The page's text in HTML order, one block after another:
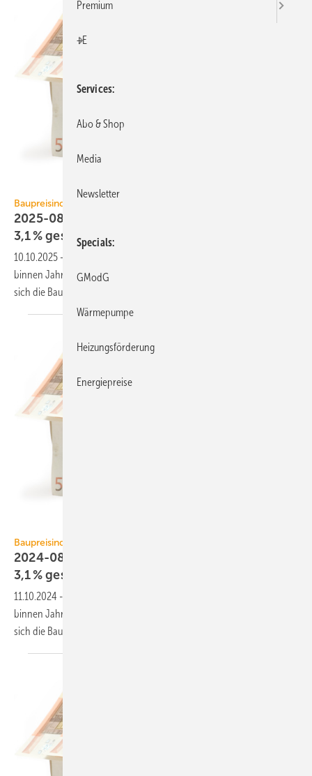
Baupreisindex
2025-08: Baupreise für Wohn­ge­bäu­de sind um
3,1 %ge­stiegen
10.10.2025 -
binnen Jahres­frist um 3,1 % verteuert. Ge­gen­über Mai 2025 erhöhten
sich die Bau­preise um
Baupreisindex
2024-08: Baupreise für Wohn­ge­bäu­de sind um
3,1 %ge­stiegen
11.10.2024 -
binnen Jahres­frist um 3,1 % verteuert. Ge­gen­über Mai 2024 erhöhten
sich die Bau­preise um
Premium
+E
Services
Abo & Shop
Media
Newsletter
Specials
GModG
Wärmepumpe
Heizungsförderung
Energiepreise